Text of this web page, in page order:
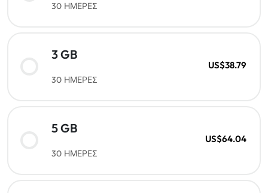
30 ΗΜΕΡΕΣ
3 GB
30 ΗΜΕΡΕΣ
US$38.79
5 GB
30 ΗΜΕΡΕΣ
US$64.04